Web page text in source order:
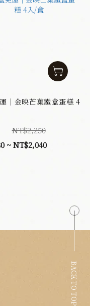
｜金映芒菓鐵盒蛋糕 4
NT$2,250
~ NT$2,040
BACK TO TOP